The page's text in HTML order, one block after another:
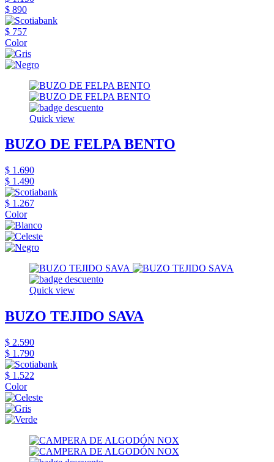
$ 890
$ 757
Color
Quick view
BUZO DE FELPA BENTO
$ 1.690
$ 1.490
$ 1.267
Color
Quick view
BUZO TEJIDO SAVA
$ 2.590
$ 1.790
$ 1.522
Color